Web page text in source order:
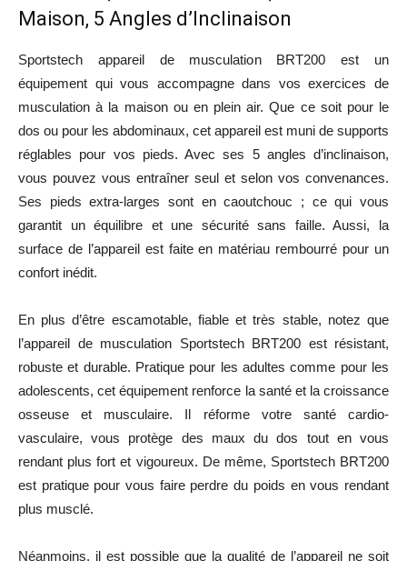
Maison, 5 Angles d’Inclinaison
Sportstech appareil de musculation BRT200 est un
équipement qui vous accompagne dans vos exercices de
musculation à la maison ou en plein air. Que ce soit pour le
dos ou pour les abdominaux, cet appareil est muni de supports
réglables pour vos pieds. Avec ses 5 angles d’inclinaison,
vous pouvez vous entraîner seul et selon vos convenances.
Ses pieds extra-larges sont en caoutchouc ; ce qui vous
garantit un équilibre et une sécurité sans faille. Aussi, la
surface de l’appareil est faite en matériau rembourré pour un
confort inédit.
En plus d’être escamotable, fiable et très stable, notez que
l’appareil de musculation Sportstech BRT200 est résistant,
robuste et durable. Pratique pour les adultes comme pour les
adolescents, cet équipement renforce la santé et la croissance
osseuse et musculaire. Il réforme votre santé cardio-
vasculaire, vous protège des maux du dos tout en vous
rendant plus fort et vigoureux. De même, Sportstech BRT200
est pratique pour vous faire perdre du poids en vous rendant
plus musclé.
Néanmoins, il est possible que la qualité de l’appareil ne soit